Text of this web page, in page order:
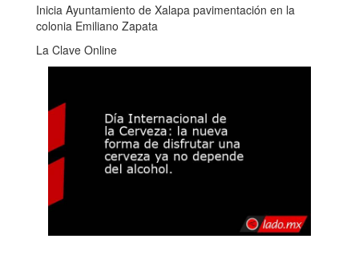
Inicia Ayuntamiento de Xalapa pavimentación en la
colonia Emiliano Zapata
La Clave Online